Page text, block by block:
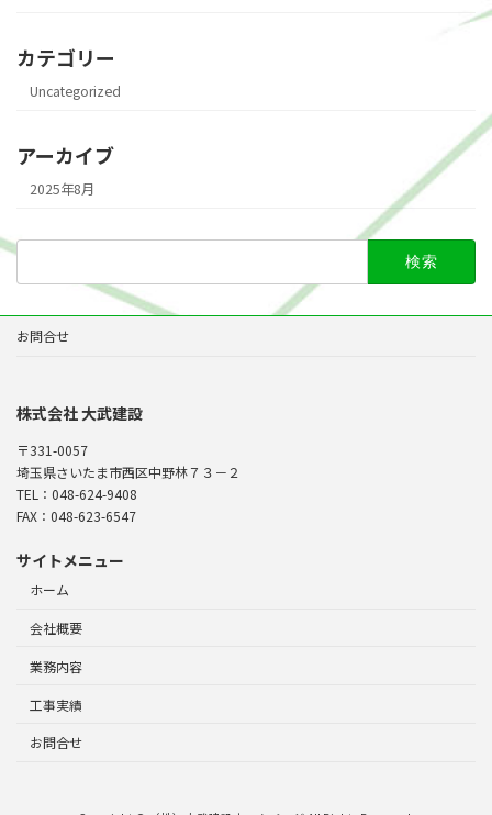
カテゴリー
Uncategorized
アーカイブ
2025年8月
検
お問合せ
株式会社 大武建設
〒331-0057
埼玉県さいたま市西区中野林７３－２
TEL：048-624-9408
FAX：048-623-6547
サイトメニュー
ホーム
会社概要
業務内容
工事実績
お問合せ